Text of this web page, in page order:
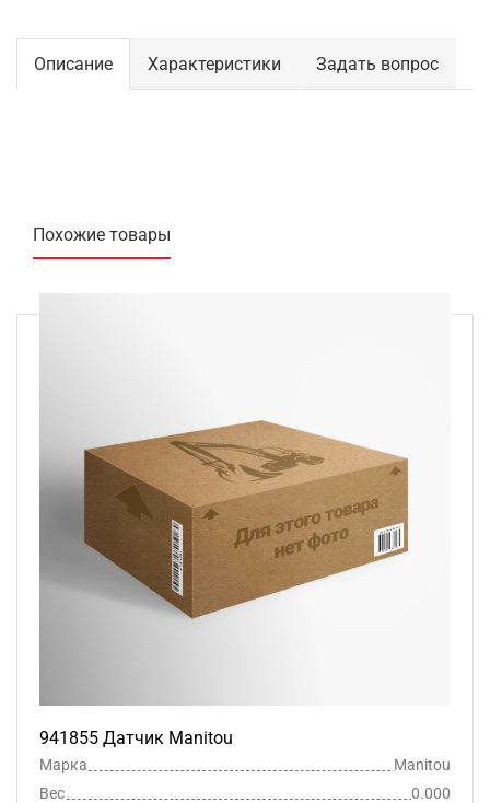
Описание Характеристики Задать вопрос
Похожие товары
941855 Датчик Manitou
Марка
Manitou
Вес
0.000